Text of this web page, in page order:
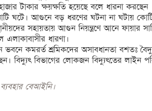
টাকার ক্ষয়ক্ষতি হয়েছে বলে ধারনা করছেন
ঘটে। আগুনে বড় ধরণের ঘটনা না ঘটায়
সহায়তায় আগুন নিয়ন্ত্রণে আনে ফায়ার
ধারণা।
ভবনে কমরর্ত শ্রমিকদের অসাবধানতা বশতঃ
বিদ্যুৎ বিভাগের লোকজন বিদ্যুৎতের লাইন
বেআইনি।